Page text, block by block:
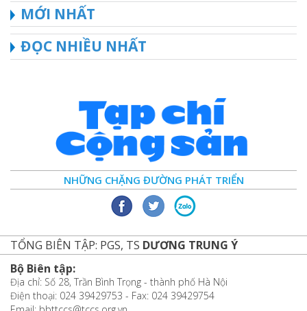
MỚI NHẤT
ĐỌC NHIỀU NHẤT
NHỮNG CHẶNG ĐƯỜNG PHÁT TRIỂN
TỔNG BIÊN TẬP: PGS, TS DƯƠNG TRUNG Ý
Bộ Biên tập:
Địa chỉ: Số 28, Trần Bình Trọng - thành phố Hà Nội
Điện thoại: 024 39429753 - Fax: 024 39429754